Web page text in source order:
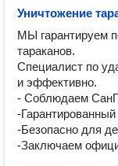
Уничтожение
МЫ гарантируем
тараканов.
Специалист по
и эффективно.
- Соблюдаем
-Гарантированный
-Безопасно для
-Заключаем